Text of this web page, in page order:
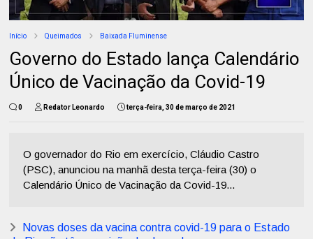
Início Queimados Baixada Fluminense
Governo do Estado lança Calendário
Único de Vacinação da Covid-19
0 Redator Leonardo terça-feira, 30 de março de 2021
O governador do Rio em exercício, Cláudio Castro
(PSC), anunciou na manhã desta terça-feira (30) o
Calendário Único de Vacinação da Covid-19...
Novas doses da vacina contra covid-19 para o Estado